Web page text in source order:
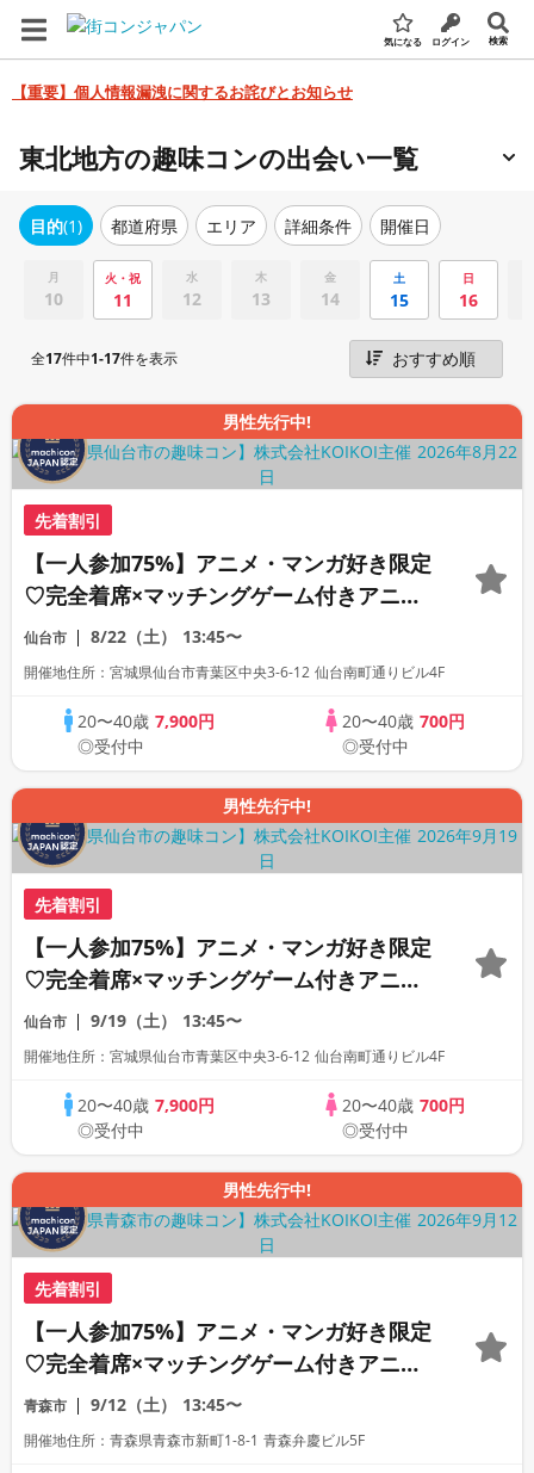
気になる ログイン 検索
【重要】個人情報漏洩に関するお詫びとお知らせ
東北地方の趣味コンの出会い一覧
目的(1) 都道府県 エリア 詳細条件 開催日
月
10
火・祝
11
水
12
木
13
金
14
土
15
日
16
全17件中1-17件を表示
男性先行中!
先着割引
【一人参加75%】アニメ・マンガ好き限定
♡完全着席×マッチングゲーム付きアニメ
コン
仙台市 8/22（土） 13:45〜
開催地住所：宮城県仙台市青葉区中央3-6-12 仙台南町通りビル4F
20〜40歳7,900円
◎受付中
20〜40歳 700円
◎受付中
男性先行中!
先着割引
【一人参加75%】アニメ・マンガ好き限定
♡完全着席×マッチングゲーム付きアニメ
コン
仙台市 9/19（土） 13:45〜
開催地住所：宮城県仙台市青葉区中央3-6-12 仙台南町通りビル4F
20〜40歳7,900円
◎受付中
20〜40歳 700円
◎受付中
男性先行中!
先着割引
【一人参加75%】アニメ・マンガ好き限定
♡完全着席×マッチングゲーム付きアニメ
コン
青森市 9/12（土） 13:45〜
開催地住所：青森県青森市新町1-8-1 青森弁慶ビル5F